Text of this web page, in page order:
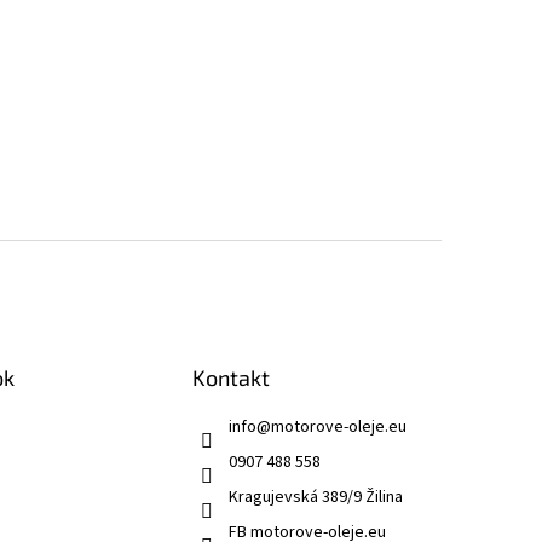
Kontakt
info@motorove-oleje.eu
0907 488 558
Kragujevská 389/9 Žilina
FB motorove-oleje.eu